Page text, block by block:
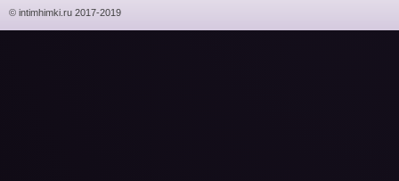
© intimhimki.ru 2017-2019